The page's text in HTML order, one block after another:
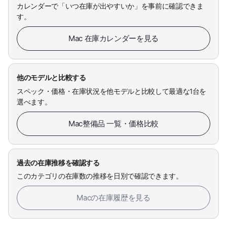
カレンダーで「いつ在庫が出やすいか」を事前に確認できま
す。
Mac 在庫カレンダーを見る
他のモデルと比較する
スペック・価格・在庫状況を他モデルと比較して最適な1台を
選べます。
Mac整備品 一覧・価格比較
過去の在庫推移を確認する
このカテゴリの在庫数の推移を日別で確認できます。
Macの在庫履歴を見る